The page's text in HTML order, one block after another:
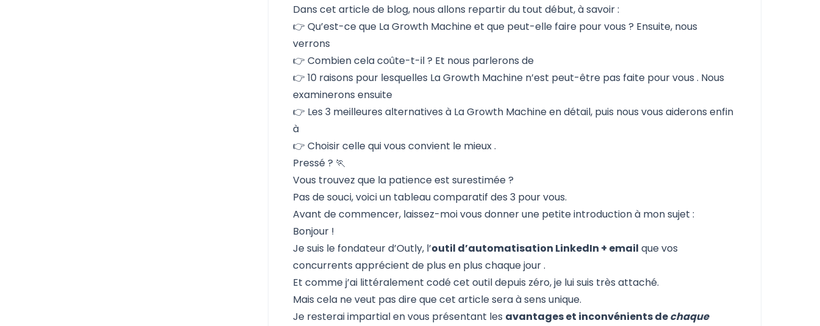
Dans cet article de blog, nous allons repartir du tout début, à savoir :
👉Qu’est-ce que La Growth Machine et que peut-elle faire pour vous ? Ensuite, nous
verrons
👉Combien cela coûte-t-il ? Et nous parlerons de
👉10 raisons pour lesquelles La Growth Machine n’est peut-être pas faite pour vous . Nous
examinerons ensuite
👉 Les 3 meilleures alternatives à La Growth Machineen détail, puis nous vous aiderons enfin
à
👉Choisir celle qui vous convient le mieux.
Pressé ? 🏃
Vous trouvez que la patience est surestimée ?
Pas de souci, voici un tableau comparatif des 3 pour vous.
Avant de commencer, laissez-moi vous donner une petite introduction à mon sujet :
Bonjour !
Je suis le fondateur d’Outly, l’outil d’automatisation LinkedIn + email que vos
concurrents apprécient de plus en plus chaque jour.
Et comme j’ai littéralement codé cet outil depuis zéro, je lui suis très attaché.
Mais cela ne veut pas dire que cet article sera à sens unique.
Je resterai impartial en vous présentant les avantages et inconvénients dechaque